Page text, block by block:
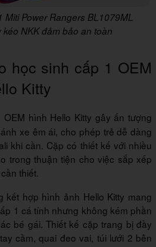
Power Rangers BL1079ML
kéo NKK đảm bảo an toàn
học sinh cấp 1 OEM
Kitty
OEM hình Hello Kitty gây ấn tượng
xe êm ái, cho phép trẻ dễ dàng
khi cần. Cặp có thiết kế với nhiều
trong thuận tiện cho việc sắp xếp
thiết.
kết hợp hình ảnh Hello Kitty mang
1 cá tính nhưng không kém phần
bé gái. Thiết kế cặp trang bị đầy
cầm, quai đeo vai, túi lưới 2 bên